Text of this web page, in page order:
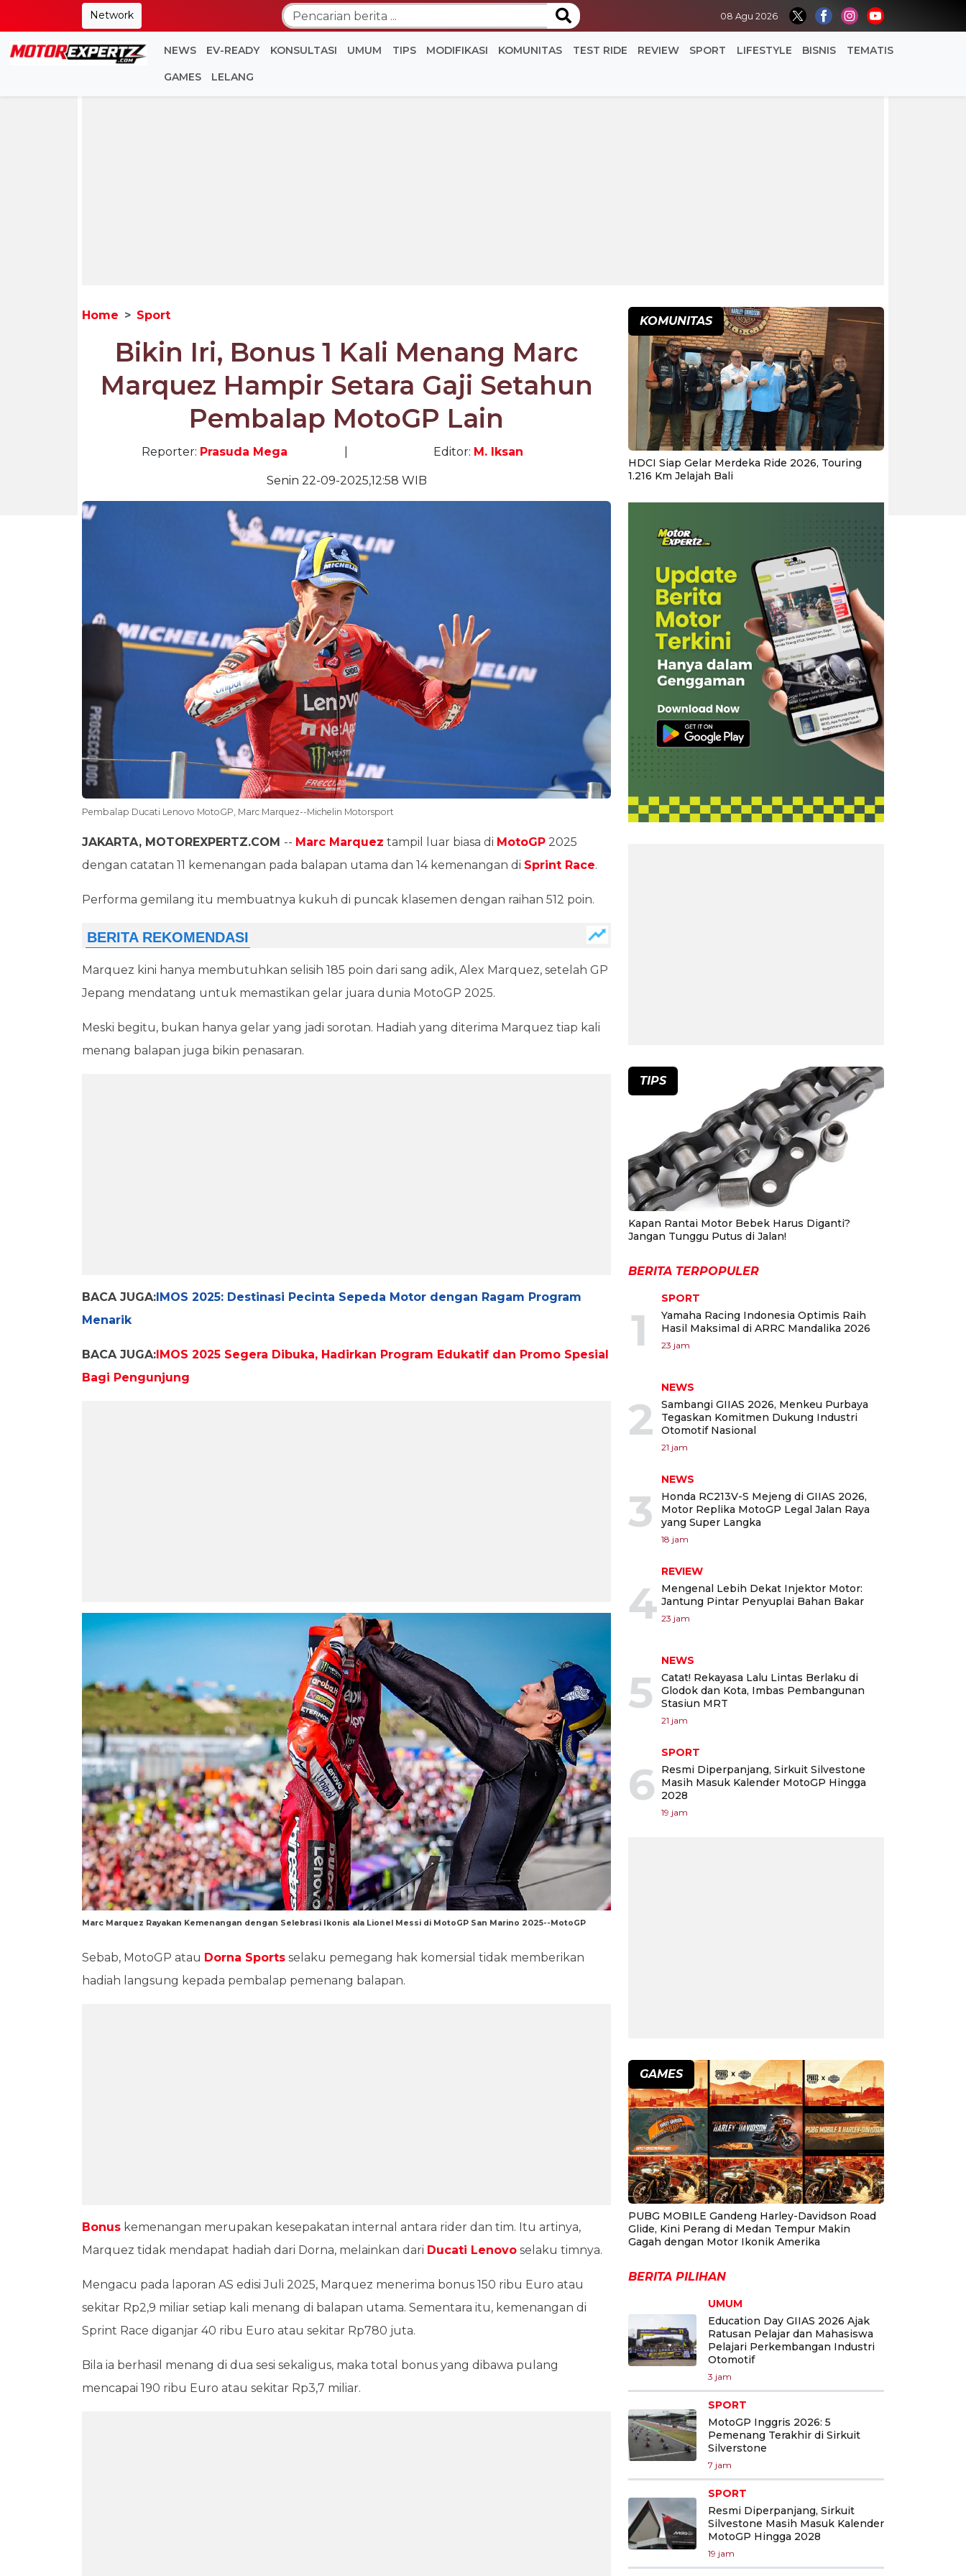
Network 08 Agu 2026
NEWS EV-READY KONSULTASI UMUM TIPS MODIFIKASI KOMUNITAS TEST RIDE REVIEW SPORT LIFESTYLE BISNIS TEMATIS
GAMES LELANG
Home Sport
Bikin Iri, Bonus 1 Kali Menang Marc
Marquez Hampir Setara Gaji Setahun
Pembalap MotoGP Lain
Reporter: Prasuda Mega Editor: M. Iksan
Senin 22-09-2025,12:58 WIB
Pembalap Ducati Lenovo MotoGP, Marc Marquez--Michelin Motorsport
JAKARTA, MOTOREXPERTZ.COM -- Marc Marquez tampil luar biasa di MotoGP 2025
dengan catatan 11 kemenangan pada balapan utama dan 14 kemenangan di Sprint Race.
Performa gemilang itu membuatnya kukuh di puncak klasemen dengan raihan 512 poin.
Marquez kini hanya membutuhkan selisih 185 poin dari sang adik, Alex Marquez, setelah GP
Jepang mendatang untuk memastikan gelar juara dunia MotoGP 2025.
Meski begitu, bukan hanya gelar yang jadi sorotan. Hadiah yang diterima Marquez tiap kali
menang balapan juga bikin penasaran.
BACA JUGA:IMOS 2025: Destinasi Pecinta Sepeda Motor dengan Ragam Program
Menarik
BACA JUGA:IMOS 2025 Segera Dibuka, Hadirkan Program Edukatif dan Promo Spesial
Bagi Pengunjung
Marc Marquez Rayakan Kemenangan dengan Selebrasi Ikonis ala Lionel Messi di MotoGP San Marino 2025--MotoGP
Sebab, MotoGP atau Dorna Sports selaku pemegang hak komersial tidak memberikan
hadiah langsung kepada pembalap pemenang balapan.
Bonus kemenangan merupakan kesepakatan internal antara rider dan tim. Itu artinya,
Marquez tidak mendapat hadiah dari Dorna, melainkan dari Ducati Lenovo selaku timnya.
Mengacu pada laporan AS edisi Juli 2025, Marquez menerima bonus 150 ribu Euro atau
sekitar Rp2,9 miliar setiap kali menang di balapan utama. Sementara itu, kemenangan di
Sprint Race diganjar 40 ribu Euro atau sekitar Rp780 juta.
Bila ia berhasil menang di dua sesi sekaligus, maka total bonus yang dibawa pulang
mencapai 190 ribu Euro atau sekitar Rp3,7 miliar.
KOMUNITAS
HDCI Siap Gelar Merdeka Ride 2026, Touring
1.216 Km Jelajah Bali
TIPS
Kapan Rantai Motor Bebek Harus Diganti?
Jangan Tunggu Putus di Jalan!
BERITA TERPOPULER
1
SPORT
Yamaha Racing Indonesia Optimis Raih
Hasil Maksimal di ARRC Mandalika 2026
23 jam
2
NEWS
Sambangi GIIAS 2026, Menkeu Purbaya
Tegaskan Komitmen Dukung Industri
Otomotif Nasional
21 jam
3
NEWS
Honda RC213V-S Mejeng di GIIAS 2026,
Motor Replika MotoGP Legal Jalan Raya
yang Super Langka
18 jam
4
REVIEW
Mengenal Lebih Dekat Injektor Motor:
Jantung Pintar Penyuplai Bahan Bakar
23 jam
5
NEWS
Catat! Rekayasa Lalu Lintas Berlaku di
Glodok dan Kota, Imbas Pembangunan
Stasiun MRT
21 jam
6
SPORT
Resmi Diperpanjang, Sirkuit Silvestone
Masih Masuk Kalender MotoGP Hingga
2028
19 jam
GAMES
PUBG MOBILE Gandeng Harley-Davidson Road
Glide, Kini Perang di Medan Tempur Makin
Gagah dengan Motor Ikonik Amerika
BERITA PILIHAN
UMUM
Education Day GIIAS 2026 Ajak
Ratusan Pelajar dan Mahasiswa
Pelajari Perkembangan Industri
Otomotif
3 jam
SPORT
MotoGP Inggris 2026: 5
Pemenang Terakhir di Sirkuit
Silverstone
7 jam
SPORT
Resmi Diperpanjang, Sirkuit
Silvestone Masih Masuk Kalender
MotoGP Hingga 2028
19 jam